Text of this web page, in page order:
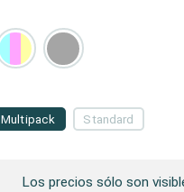
Multipack Standard
Los precios sólo son